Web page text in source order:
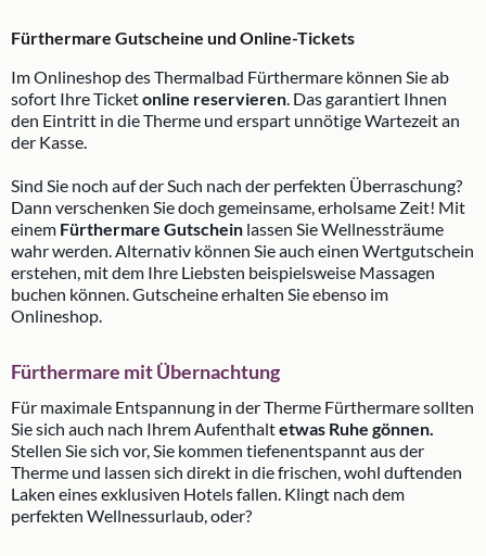
Fürthermare Gutscheine und Online-Tickets
Im Onlineshop des Thermalbad Fürthermare können Sie ab
sofort Ihre Ticketonline reservieren. Das garantiert Ihnen
den Eintritt in die Therme und erspart unnötige Wartezeit an
der Kasse.
Sind Sie noch auf der Such nach der perfekten Überraschung?
Dann verschenken Sie doch gemeinsame, erholsame Zeit! Mit
einem Fürthermare Gutschein lassen Sie Wellnessträume
wahr werden. Alternativ können Sie auch einen Wertgutschein
erstehen, mit dem Ihre Liebsten beispielsweise Massagen
buchen können. Gutscheine erhalten Sie ebenso im
Onlineshop.
Fürthermare mit Übernachtung
Für maximale Entspannung in der Therme Fürthermare sollten
Sie sich auch nach Ihrem Aufenthaltetwas Ruhe gönnen.
Stellen Sie sich vor, Sie kommen tiefenentspannt aus der
Therme und lassen sich direkt in die frischen, wohl duftenden
Laken eines exklusiven Hotels fallen. Klingt nach dem
perfekten Wellnessurlaub, oder?